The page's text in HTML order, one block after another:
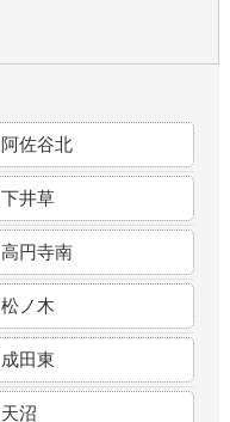
阿佐谷北
下井草
高円寺南
松ノ木
成田東
天沼